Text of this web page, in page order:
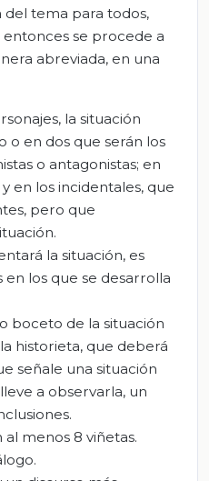
tema para todos,
entonces se procede a
abreviada, en una
la situación
o en dos que serán los
o antagonistas; en
en los incidentales, que
pero que
la situación, es
en los que se desarrolla
boceto de la situación
historieta, que deberá
señale una situación
a observarla, un
menos 8 viñetas.